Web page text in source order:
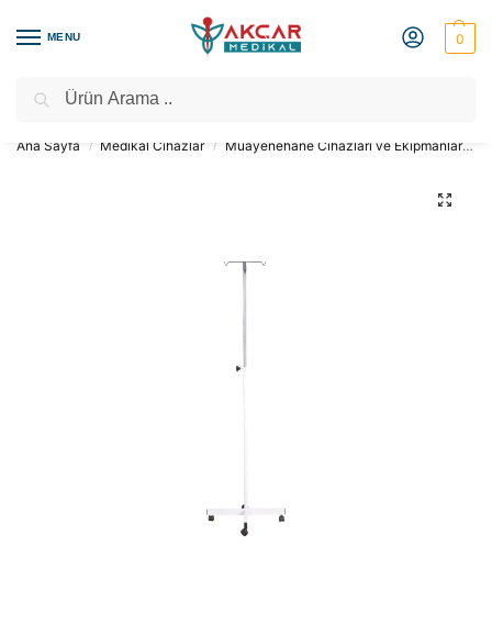
MENU 0
Medikal Market – Medikal Ürünler
Ana Sayfa / Medikal Cihazlar / Muayenehane Cihazları ve Ekipmanları